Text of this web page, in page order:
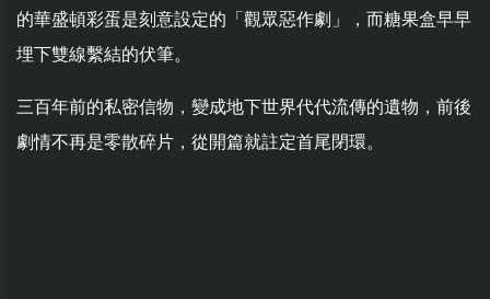
的華盛頓彩蛋是刻意設定的「觀眾惡作劇」，而糖果盒早早
埋下雙線繫結的伏筆。
三百年前的私密信物，變成地下世界代代流傳的遺物，前後
劇情不再是零散碎片，從開篇就註定首尾閉環。